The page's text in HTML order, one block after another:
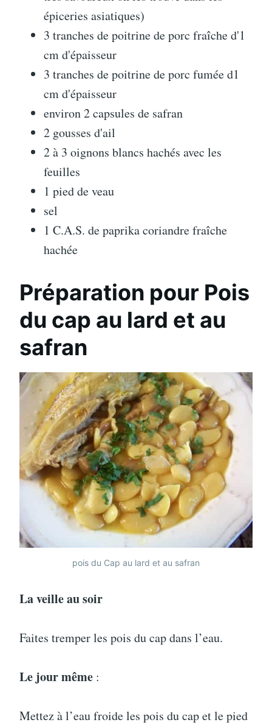
épiceries asiatiques)
3 tranches de poitrine de porc fraîche d'1
cm d'épaisseur
3 tranches de poitrine de porc fumée d1
cm d'épaisseur
environ 2 capsules de safran
2 gousses d'ail
2 à 3 oignons blancs hachés avec les
feuilles
1 pied de veau
sel
1 C.A.S. de paprika coriandre fraîche
hachée
Préparation pour Pois
du cap au lard et au
safran
pois du Cap au lard et au safran
La veille au soir
Faites tremper les pois du cap dans l’eau.
Le jour même :
Mettez à l’eau froide les pois du cap et le pied